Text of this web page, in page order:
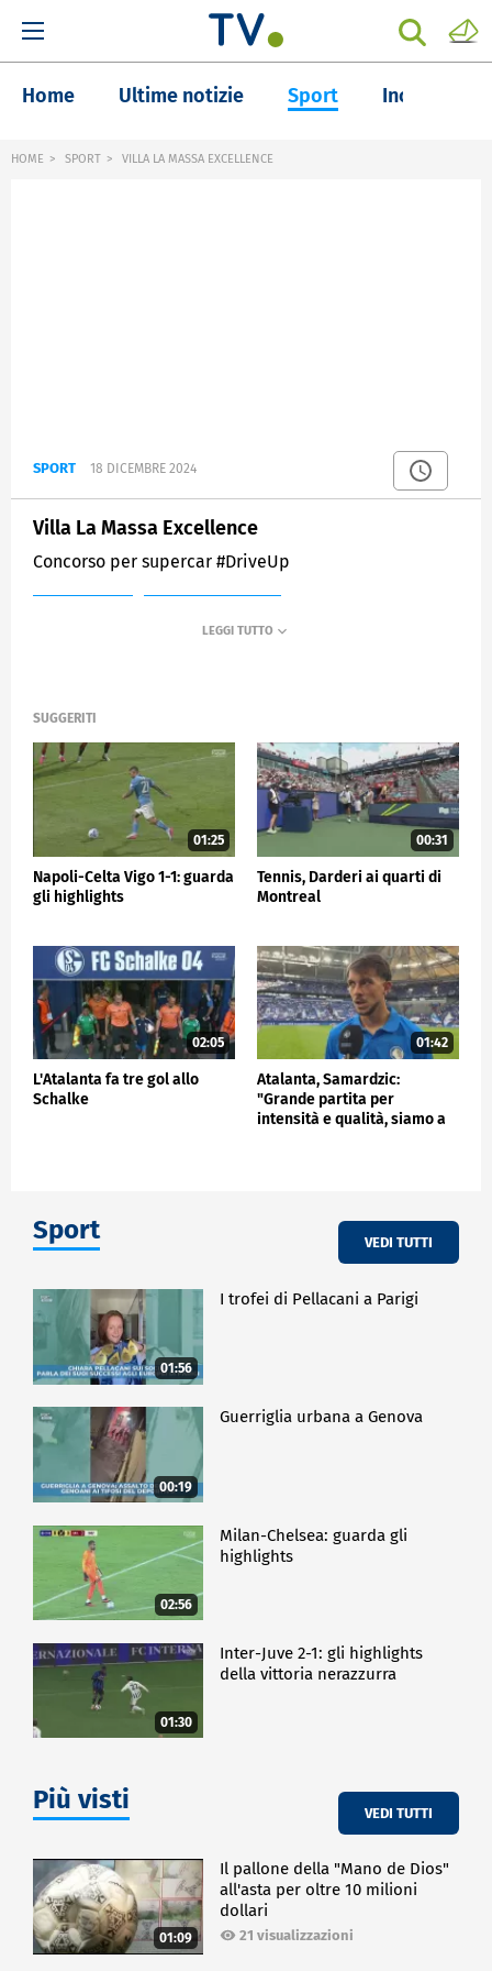
Home Ultime notizie Sport Inchieste
HOME SPORT VILLA LA MASSA EXCELLENCE
SPORT 18 DICEMBRE 2024
Villa La Massa Excellence
Concorso per supercar #DriveUp
SUGGERITI
01:25
Napoli-Celta Vigo 1-1: guarda
gli highlights
00:31
Tennis, Darderi ai quarti di
Montreal
02:05
L'Atalanta fa tre gol allo
Schalke
01:42
Atalanta, Samardzic:
"Grande partita per
intensità e qualità, siamo a
Sport VEDI TUTTI
01:56
I trofei di Pellacani a Parigi
00:19
Guerriglia urbana a Genova
02:56
Milan-Chelsea: guarda gli
highlights
01:30
Inter-Juve 2-1: gli highlights
della vittoria nerazzurra
Più visti VEDI TUTTI
01:09
Il pallone della "Mano de Dios"
all'asta per oltre 10 milioni
dollari
21 visualizzazioni